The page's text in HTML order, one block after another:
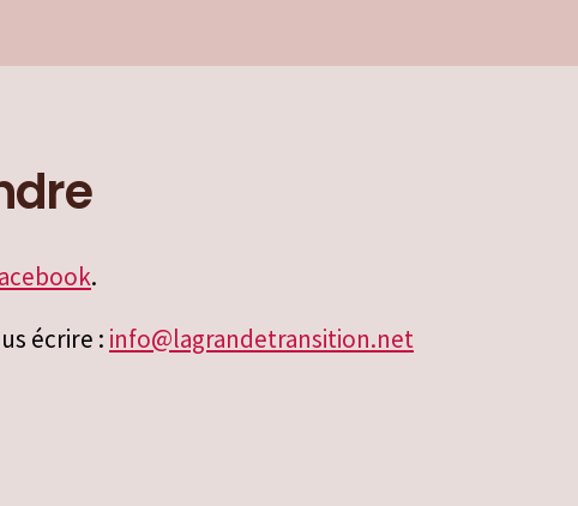
.
écrire : info@lagrandetransition.net